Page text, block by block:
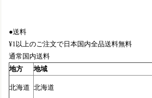
●送料
¥1以上のご注文で日本国内全品送料無料
通常国内送料
地方
地域
北海道 北海道